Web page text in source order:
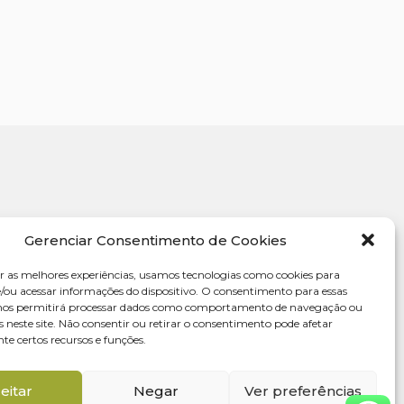
Gerenciar Consentimento de Cookies
as melhores experiências, usamos tecnologias como cookies para
acessar informações do dispositivo. O consentimento para essas
permitirá processar dados como comportamento de navegação ou
neste site. Não consentir ou retirar o consentimento pode afetar
certos recursos e funções.
Negar Ver preferências